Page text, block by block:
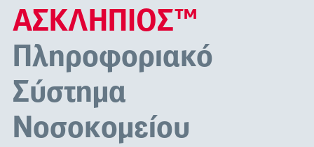
ΑΣΚΛΗΠΙΟΣ™
Πληροφοριακό
Σύστημα
Νοσοκομείου